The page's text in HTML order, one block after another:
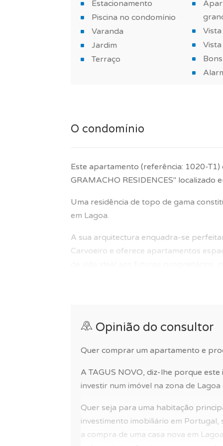
TAGUS NOVO está ao seu lado para a
Portugal.
Agende já a sua visita!
Estacionamento
Piscina no condomínio
Varanda
Jardim
Terraço
O condomínio
Este apartamento (referência: 1020-
GRAMACHO RESIDENCES" localizado
Uma residência de topo de gama
em Lagoa.
A sua arquitectura enquadra-se
Carvoeiro e oferece apartamentos
Terá acesso a numerosos locais de
espaços verdes, golf, aeroporto, praia,
Um empreendimento ideal para viver
O condomínio está átivo e as despesas
Se procura um apartamento com
Opinião do consultor
Quer comprar um apartamento e
A TAGUS NOVO, diz-lhe porque
investir num imóvel na zona de Lagoa
Quer seja para uma habitação
investimento imobiliário em
a compra de uma casa nova em